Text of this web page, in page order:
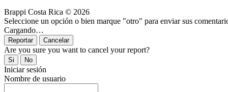
Brappi Costa Rica © 2026
Seleccione un opción o bien marque "otro" para enviar sus
Cargando…
Are you sure you want to cancel your report?
Iniciar sesión
Nombre de usuario